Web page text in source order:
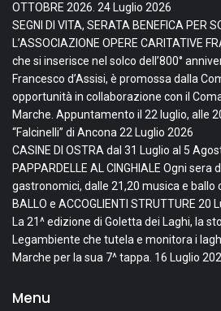
OTTOBRE 2026. 24 Luglio 2026
SEGNI DI VITA, SERATA BENEFICA PER
L’ASSOCIAZIONE OPERE CARITATIVE
che si inserisce nel solco dell’800°
Francesco d’Assisi, è promossa dalla
opportunità in collaborazione con il
Marche. Appuntamento il 22 luglio, alle
“Falcinelli” di Ancona 22 Luglio 2026
CASINE DI OSTRA dal 31 Luglio al 5
PAPPARDELLE AL CINGHIALE Ogni
gastronomici, dalle 21,20 musica e ballo
BALLO e ACCOGLIENTI STRUTTURE 20
La 21^ edizione di Goletta dei Laghi, la
Legambiente che tutela e monitora i
Marche per la sua 7^ tappa. 16 Luglio
Menu